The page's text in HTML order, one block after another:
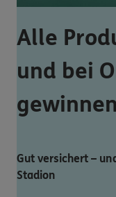
Alle
und bei
gewinnen
Gut versichert –
Stadion